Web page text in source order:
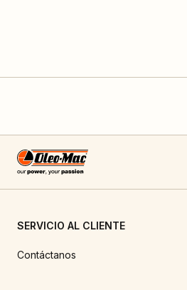
SERVICIO AL CLIENTE
Contáctanos